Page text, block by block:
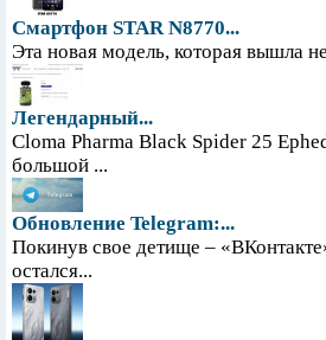
Смартфон STAR N8770...
Эта новая модель, которая вышла
Легендарный...
Cloma Pharma Black Spider 25
большой ...
Обновление Telegram:...
Покинув свое детище –
остался...